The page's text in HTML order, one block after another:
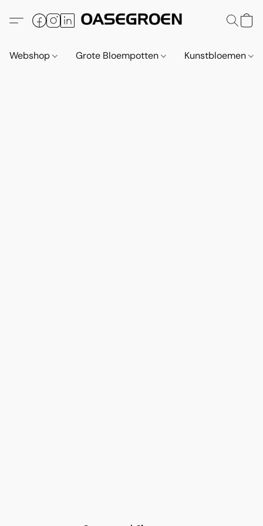
Webshop Grote Bloempotten Kunstbloemen